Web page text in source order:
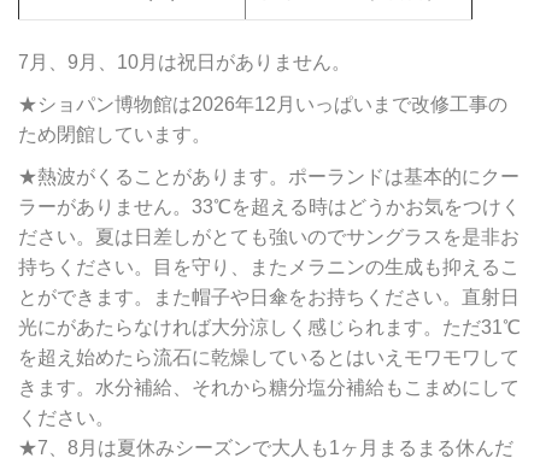
7月、9月、10月は祝日がありません。
★ショパン博物館は2026年12月いっぱいまで改修工事の
ため閉館しています。
★熱波がくることがあります。ポーランドは基本的にクー
ラーがありません。33℃を超える時はどうかお気をつけく
ださい。夏は日差しがとても強いのでサングラスを是非お
持ちください。目を守り、またメラニンの生成も抑えるこ
とができます。また帽子や日傘をお持ちください。直射日
光にがあたらなければ大分涼しく感じられます。ただ31℃
を超え始めたら流石に乾燥しているとはいえモワモワして
きます。水分補給、それから糖分塩分補給もこまめにして
ください。
★7、8月は夏休みシーズンで大人も1ヶ月まるまる休んだ